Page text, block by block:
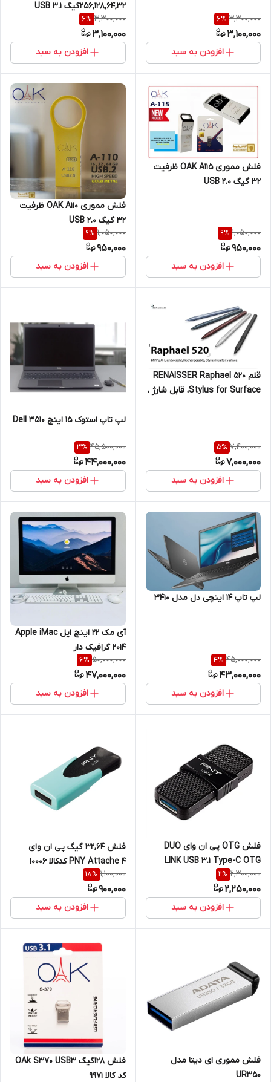
3,300,000
6%
3,100,000
افزودن به سبد
256,128,64,32گیگ USB 3.1
3,300,000
6%
3,100,000
افزودن به سبد
فلش مموری OAK A115 ظرفیت
32 گیگ USB 2.0
1,050,000
9%
950,000
افزودن به سبد
فلش مموری OAK A110 ظرفیت
32 گیگ USB 2.0
1,050,000
9%
950,000
افزودن به سبد
قلم RENAISSER Raphael 520
Stylus for Surface، قابل شارژ ،
7,400,000
5%
7,000,000
افزودن به سبد
لپ تاپ استوک 15 اینچ Dell 3510
45,500,000
3%
44,000,000
افزودن به سبد
لپ تاپ 14 اینچی دل مدل 3410
45,000,000
4%
43,000,000
افزودن به سبد
آی مک 22 اینچ اپل Apple iMac
2014 گرافیک دار
50,000,000
6%
47,000,000
افزودن به سبد
فلش OTG پی ان وای DUO
LINK USB 3.1 Type-C OTG
2,300,000
2%
2,250,000
افزودن به سبد
فلش 32,64 گیگ پی ان وای
PNY Attache 4 کدکالا 10006
1,100,000
18%
900,000
افزودن به سبد
فلش مموری ای دیتا مدل
UR350
فلش 128گیگ OAk S370 USB3
کد کالا 9971